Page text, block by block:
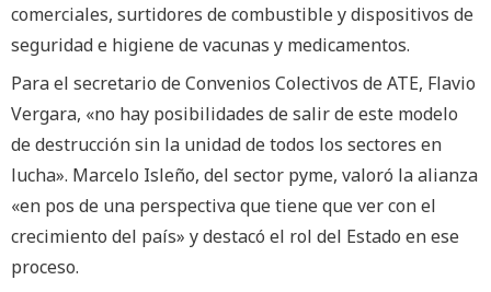
comerciales, surtidores de combustible y dispositivos de
seguridad e higiene de vacunas y medicamentos.
Para el secretario de Convenios Colectivos de ATE, Flavio
Vergara, «no hay posibilidades de salir de este modelo
de destrucción sin la unidad de todos los sectores en
lucha». Marcelo Isleño, del sector pyme, valoró la alianza
«en pos de una perspectiva que tiene que ver con el
crecimiento del país» y destacó el rol del Estado en ese
proceso.